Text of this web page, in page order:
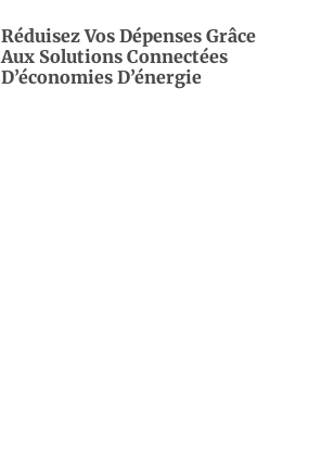
Réduisez Vos Dépenses Grâce
Aux Solutions Connectées
D’économies D’énergie